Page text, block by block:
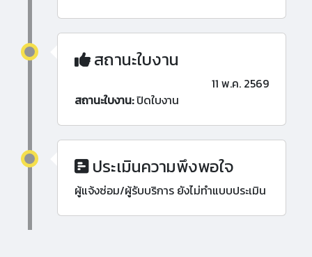
สถานะใบงาน
11 พ.ค. 2569
สถานะใบงาน:ปิดใบงาน
ประเมินความพึงพอใจ
ผู้แจ้งซ่อม/ผู้รับบริการ ยังไม่ทำแบบประเมิน